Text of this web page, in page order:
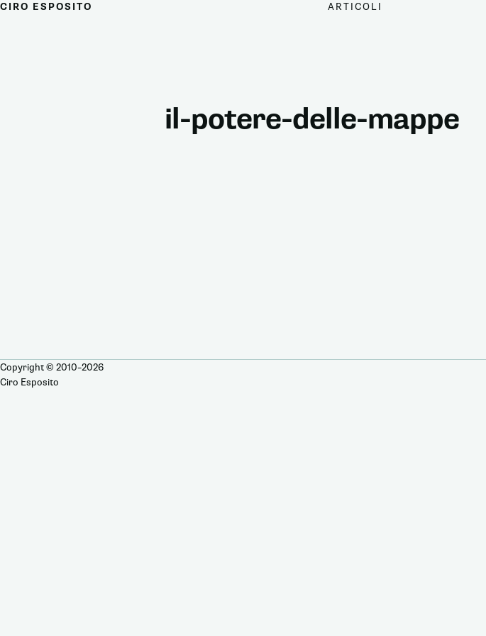
CIRO ESPOSITO ARTICOLI
il-potere-delle-mappe
Copyright © 2010–2026
Ciro Esposito